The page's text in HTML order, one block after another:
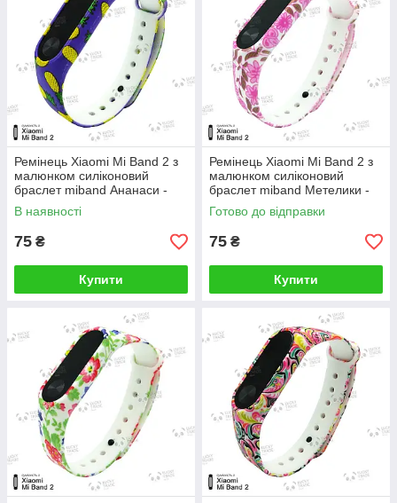
Ремінець Xiaomi Mi Band 2 з
малюнком силіконовий
браслет miband Ананаси -
Білий 1605P
В наявності
75 ₴
Купити
Ремінець Xiaomi Mi Band 2 з
малюнком силіконовий
браслет miband Метелики -
Білий 1605P
Готово до відправки
75 ₴
Купити